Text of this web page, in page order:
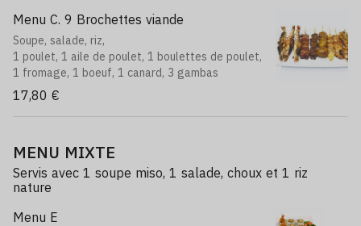
Menu C. 9 Brochettes viande
Soupe, salade, riz,
1 poulet, 1 aile de poulet, 1 boulettes de poulet,
1 fromage, 1 boeuf, 1 canard, 3 gambas
17,80 €
MENU MIXTE
Servis avec 1 soupe miso, 1 salade, choux et 1 riz
nature
Menu E